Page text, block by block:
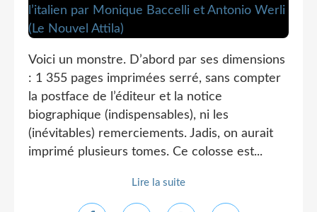
Voici un monstre. D’abord par ses dimensions
: 1 355 pages imprimées serré, sans compter
la postface de l’éditeur et la notice
biographique (indispensables), ni les
(inévitables) remerciements. Jadis, on aurait
imprimé plusieurs tomes. Ce colosse est...
Lire la suite